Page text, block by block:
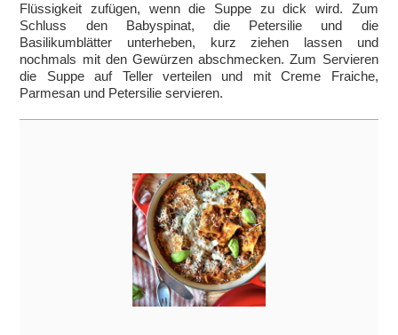
Flüssigkeit zufügen, wenn die Suppe zu dick wird. Zum
Schluss den Babyspinat, die Petersilie und die
Basilikumblätter unterheben, kurz ziehen lassen und
nochmals mit den Gewürzen abschmecken. Zum Servieren
die Suppe auf Teller verteilen und mit Creme Fraiche,
Parmesan und Petersilie servieren.